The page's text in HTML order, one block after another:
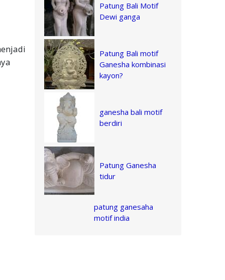
Patung Bali Motif
Dewi ganga
Patung Bali motif
Ganesha kombinasi
kayon?
ganesha bali motif
berdiri
Patung Ganesha
tidur
patung ganesaha
motif india